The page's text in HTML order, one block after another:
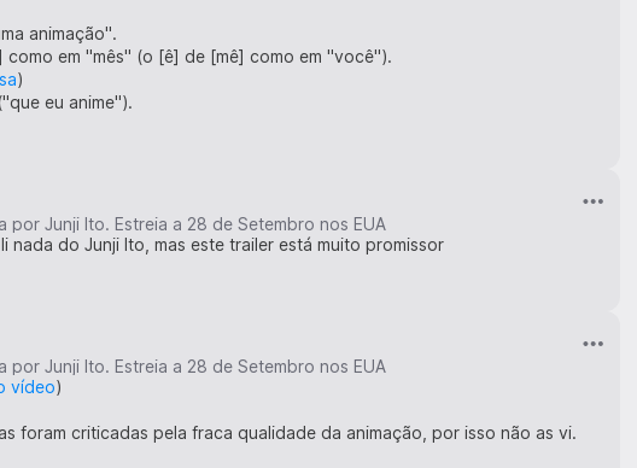
animação".
em "mês" (o [ê] de [mê] como em "você").
)
eu anime").
Junji Ito. Estreia a 28 de Setembro nos EUA
do Junji Ito, mas este trailer está muito promissor
Junji Ito. Estreia a 28 de Setembro nos EUA
vídeo)
foram criticadas pela fraca qualidade da animação, por isso não as vi.